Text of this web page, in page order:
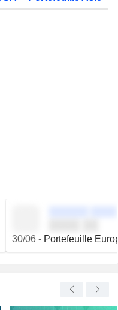
Publication des résultats - Q2 2026
30/06- Portefeuille